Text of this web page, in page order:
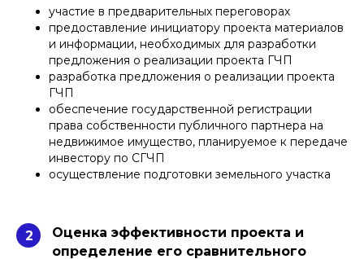
участие в предварительных переговорах
предоставление инициатору проекта материалов
и информации, необходимых для разработки
предложения о реализации проекта ГЧП
разработка предложения о реализации проекта
ГЧП
обеспечение государственной регистрации
права собственности публичного партнера на
недвижимое имущество, планируемое к передаче
инвестору по СГЧП
осуществление подготовки земельного участка
2
Оценка эффективности проекта и
определение его сравнительного